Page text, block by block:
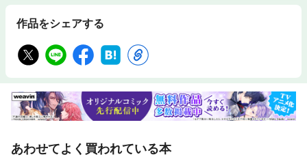
作品をシェアする
あわせてよく買われている本